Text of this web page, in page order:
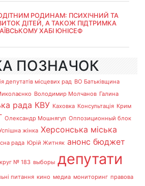
РОДИНАМ: ПСИХІЧНИЙ ТА
ДІТЕЙ, А ТАКОЖ ПІДТРИМКА
ХАБІ ЮНІСЕФ
ПОЗНАЧОК
депутатів місцевих рад ВО Батьківщина
Володимир Молчанов Галина
рада КВУ Каховка Консультація Крим
Олександр Мошнягул Оппозиционный блок
жінка Херсонська міська
рада Юрій Житняк анонс бюджет
№ 183 выборы депутати
питання кино медиа мониторинг правова